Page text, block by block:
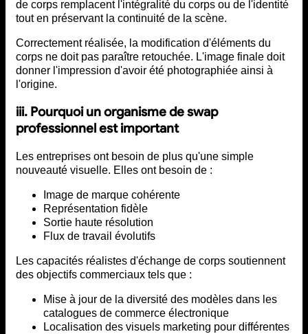
de corps remplacent l'intégralité du corps ou de l'identité
tout en préservant la continuité de la scène.
Correctement réalisée, la modification d'éléments du
corps ne doit pas paraître retouchée. L'image finale doit
donner l'impression d'avoir été photographiée ainsi à
l'origine.
iii. Pourquoi un organisme de swap
professionnel est important
Les entreprises ont besoin de plus qu'une simple
nouveauté visuelle. Elles ont besoin de :
Image de marque cohérente
Représentation fidèle
Sortie haute résolution
Flux de travail évolutifs
Les capacités réalistes d'échange de corps soutiennent
des objectifs commerciaux tels que :
Mise à jour de la diversité des modèles dans les
catalogues de commerce électronique
Localisation des visuels marketing pour différentes